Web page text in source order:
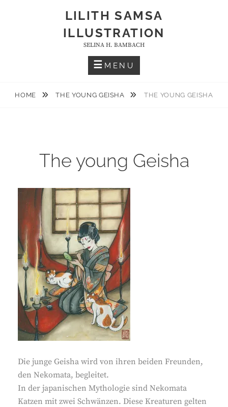
LILITH SAMSA
ILLUSTRATION
SELINA H. BAMBACH
MENU
HOME THE YOUNG GEISHA THE YOUNG GEISHA
The young Geisha
Die junge Geisha wird von ihren beiden Freunden,
den Nekomata, begleitet.
In der japanischen Mythologie sind Nekomata
Katzen mit zwei Schwänzen. Diese Kreaturen gelten